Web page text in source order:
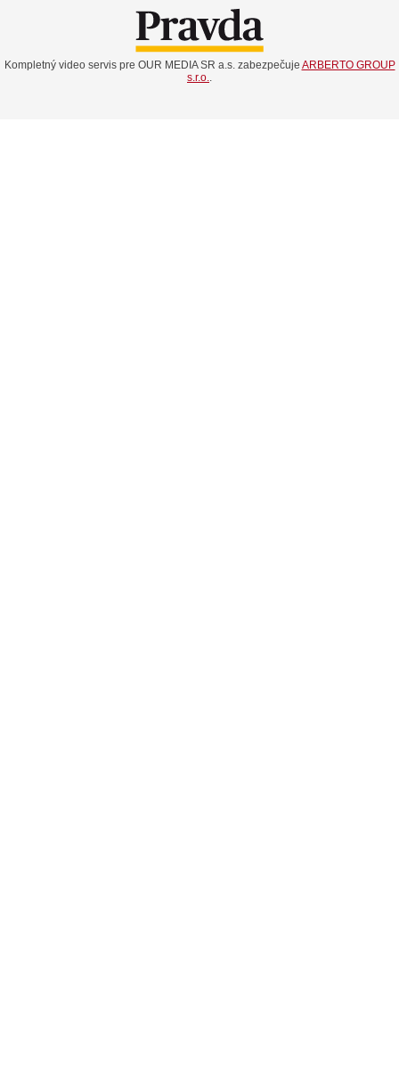
Kompletný video servis pre OUR MEDIA SR a.s. zabezpečuje ARBERTO GROUP
s.r.o.